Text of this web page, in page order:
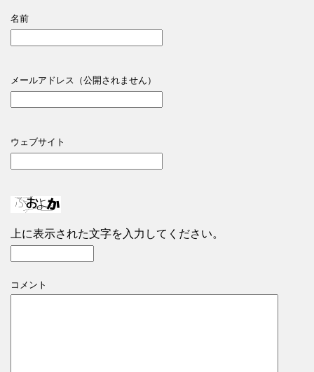
名前
メールアドレス（公開されません）
ウェブサイト
上に表示された文字を入力してください。
コメント